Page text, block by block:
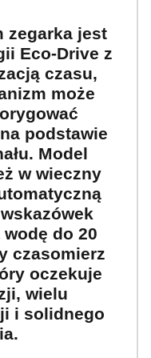
zegarka jest
Eco-Drive z
czasu,
może
podstawie
Model
w wieczny
do 20
czasomierz
oczekuje
wielu
i solidnego